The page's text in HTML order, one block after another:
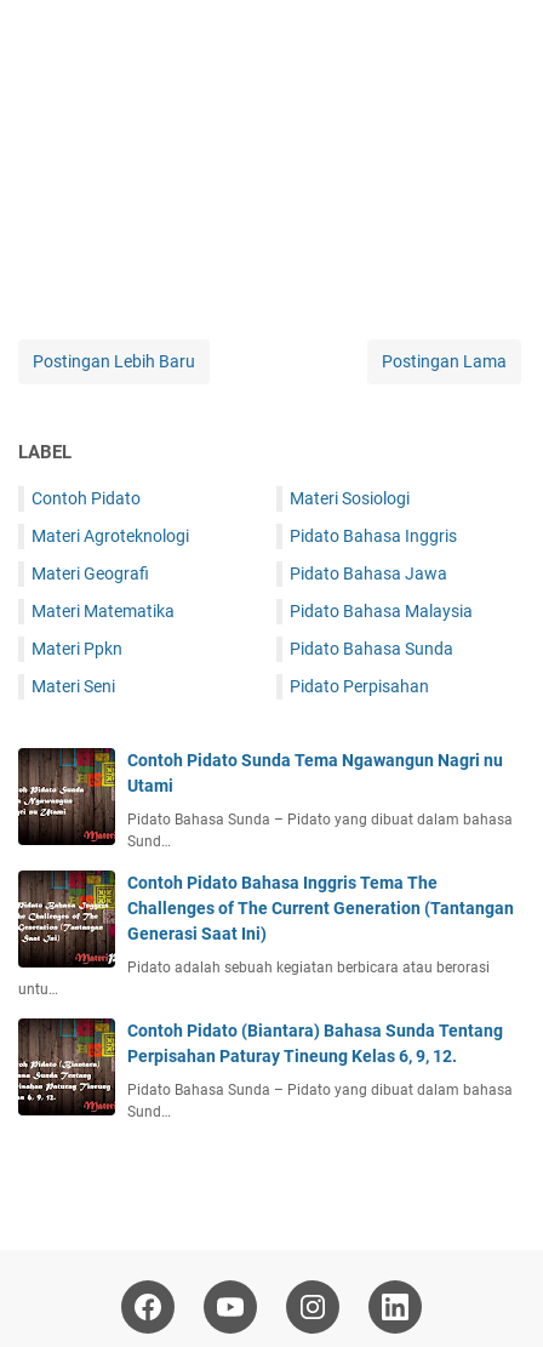
Postingan Lebih Baru Postingan Lama
LABEL
Contoh Pidato
Materi Agroteknologi
Materi Geografi
Materi Matematika
Materi Ppkn
Materi Seni
Materi Sosiologi
Pidato Bahasa Inggris
Pidato Bahasa Jawa
Pidato Bahasa Malaysia
Pidato Bahasa Sunda
Pidato Perpisahan
Contoh Pidato Sunda Tema Ngawangun Nagri nu
Utami
Pidato Bahasa Sunda – Pidato yang dibuat dalam bahasa
Sund…
Contoh Pidato Bahasa Inggris Tema The
Challenges of The Current Generation (Tantangan
Generasi Saat Ini)
Pidato adalah sebuah kegiatan berbicara atau berorasi
untu…
Contoh Pidato (Biantara) Bahasa Sunda Tentang
Perpisahan Paturay Tineung Kelas 6, 9, 12.
Pidato Bahasa Sunda – Pidato yang dibuat dalam bahasa
Sund…